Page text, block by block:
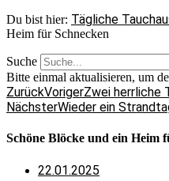
Du bist hier: Tägliche
Heim für Schnecken
Suche
Bitte einmal aktualisieren, um
ZurückVorigerZwei herrliche
NächsterWieder ein
Schöne Blöcke und ein Heim
22.01.2025